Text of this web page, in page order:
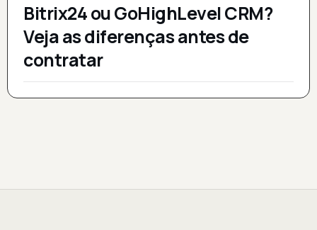
Bitrix24 ou GoHighLevel CRM?
Veja as diferenças antes de
contratar